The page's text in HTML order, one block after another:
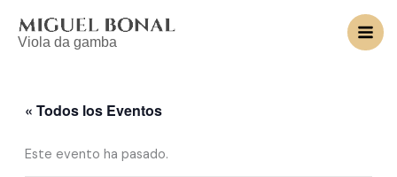
contenido
Viola da gamba
« Todos los Eventos
Este evento ha pasado.